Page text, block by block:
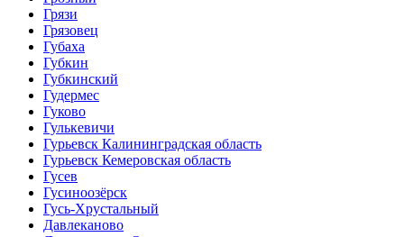
Грязи
Грязовец
Губаха
Губкин
Губкинский
Гудермес
Гуково
Гулькевичи
Гурьевск Калининградская область
Гурьевск Кемеровская область
Гусев
Гусиноозёрск
Гусь-Хрустальный
Давлеканово